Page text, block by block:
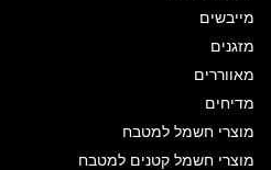
מייבשים
מזגנים
מאווררים
מדיחים
מוצרי חשמל למטבח
מוצרי חשמל קטנים למטבח